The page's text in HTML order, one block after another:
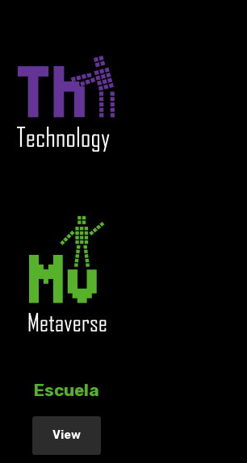
Escuela
View